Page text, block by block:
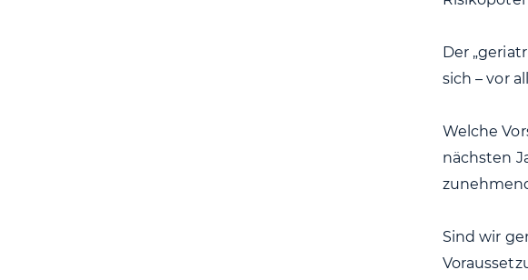
Der
sich – vor
Welche
nächsten
Sind wir